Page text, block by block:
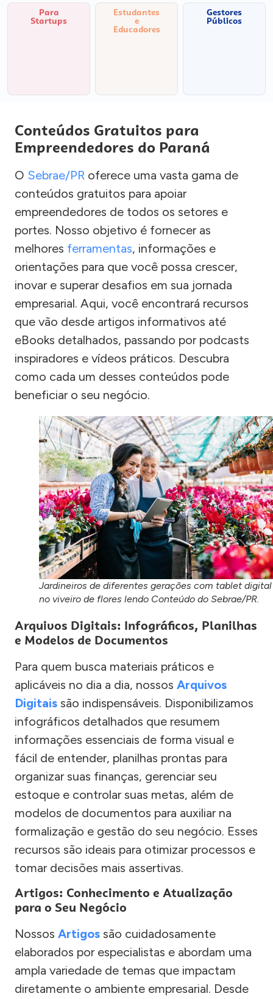
Para
Startups
Estudantes
e
Educadores
Gestores
Públicos
Conteúdos Gratuitos para
Empreendedores do Paraná
O Sebrae/PR oferece uma vasta gama de
conteúdos gratuitos para apoiar
empreendedores de todos os setores e
portes. Nosso objetivo é fornecer as
melhores ferramentas, informações e
orientações para que você possa crescer,
inovar e superar desafios em sua jornada
empresarial. Aqui, você encontrará recursos
que vão desde artigos informativos até
eBooks detalhados, passando por podcasts
inspiradores e vídeos práticos. Descubra
como cada um desses conteúdos pode
beneficiar o seu negócio.
Jardineiros de diferentes gerações com tablet digital
no viveiro de flores lendo Conteúdo do Sebrae/PR.
Arquivos Digitais: Infográficos, Planilhas
e Modelos de Documentos
Para quem busca materiais práticos e
aplicáveis no dia a dia, nossos Arquivos
Digitais são indispensáveis. Disponibilizamos
infográficos detalhados que resumem
informações essenciais de forma visual e
fácil de entender, planilhas prontas para
organizar suas finanças, gerenciar seu
estoque e controlar suas metas, além de
modelos de documentos para auxiliar na
formalização e gestão do seu negócio. Esses
recursos são ideais para otimizar processos e
tomar decisões mais assertivas.
Artigos: Conhecimento e Atualização
para o Seu Negócio
Nossos Artigos são cuidadosamente
elaborados por especialistas e abordam uma
ampla variedade de temas que impactam
diretamente o ambiente empresarial. Desde